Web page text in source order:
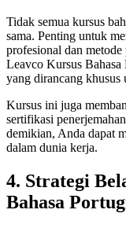
Tidak semua kursus
sama. Penting untuk
profesional dan
Leavco Kursus
yang dirancang khusus
Kursus ini juga
sertifikasi
demikian, Anda dapat
dalam dunia kerja.
4. Strategi
Bahasa